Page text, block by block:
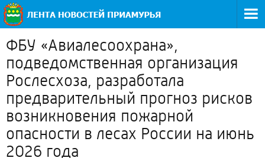
ФБУ «Авиалесоохрана»,
подведомственная организация
Рослесхоза, разработала
предварительный прогноз рисков
возникновения пожарной
опасности в лесах России на июнь
2026 года